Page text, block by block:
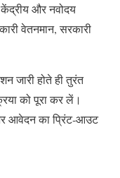
केंद्रीय और नवोदय
वेतनमान, सरकारी
जारी होते ही तुरंत
को पूरा कर लें।
आवेदन का प्रिंट‑आउट